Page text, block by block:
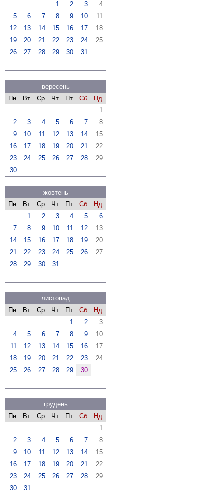
1
2 3
4
5
6 7 8 9 10
11
12
13 14 15 16 17
18
19
20 21 22 23 24
25
26
27 28 29 30 31
вересень
Пн
Вт Ср Чт Пт Сб
Нд
1
2
3 4 5 6 7
8
9
10 11 12 13 14
15
16
17 18 19 20 21
22
23
24 25 26 27 28
29
30
жовтень
Пн
Вт Ср Чт Пт Сб
Нд
1
2 3 4 5
6
7
8 9 10 11 12
13
14
15 16 17 18 19
20
21
22 23 24 25 26
27
28
29 30 31
листопад
Пн
Вт Ср Чт Пт Сб
Нд
1
2
3
4
5 6 7 8 9
10
11
12 13 14 15 16
17
18
19 20 21 22 23
24
25
26 27 28 29 30
грудень
Пн
Вт Ср Чт Пт Сб
Нд
1
2
3 4 5 6 7
8
9
10 11 12 13 14
15
16
17 18 19 20 21
22
23
24 25 26 27 28
29
30
31